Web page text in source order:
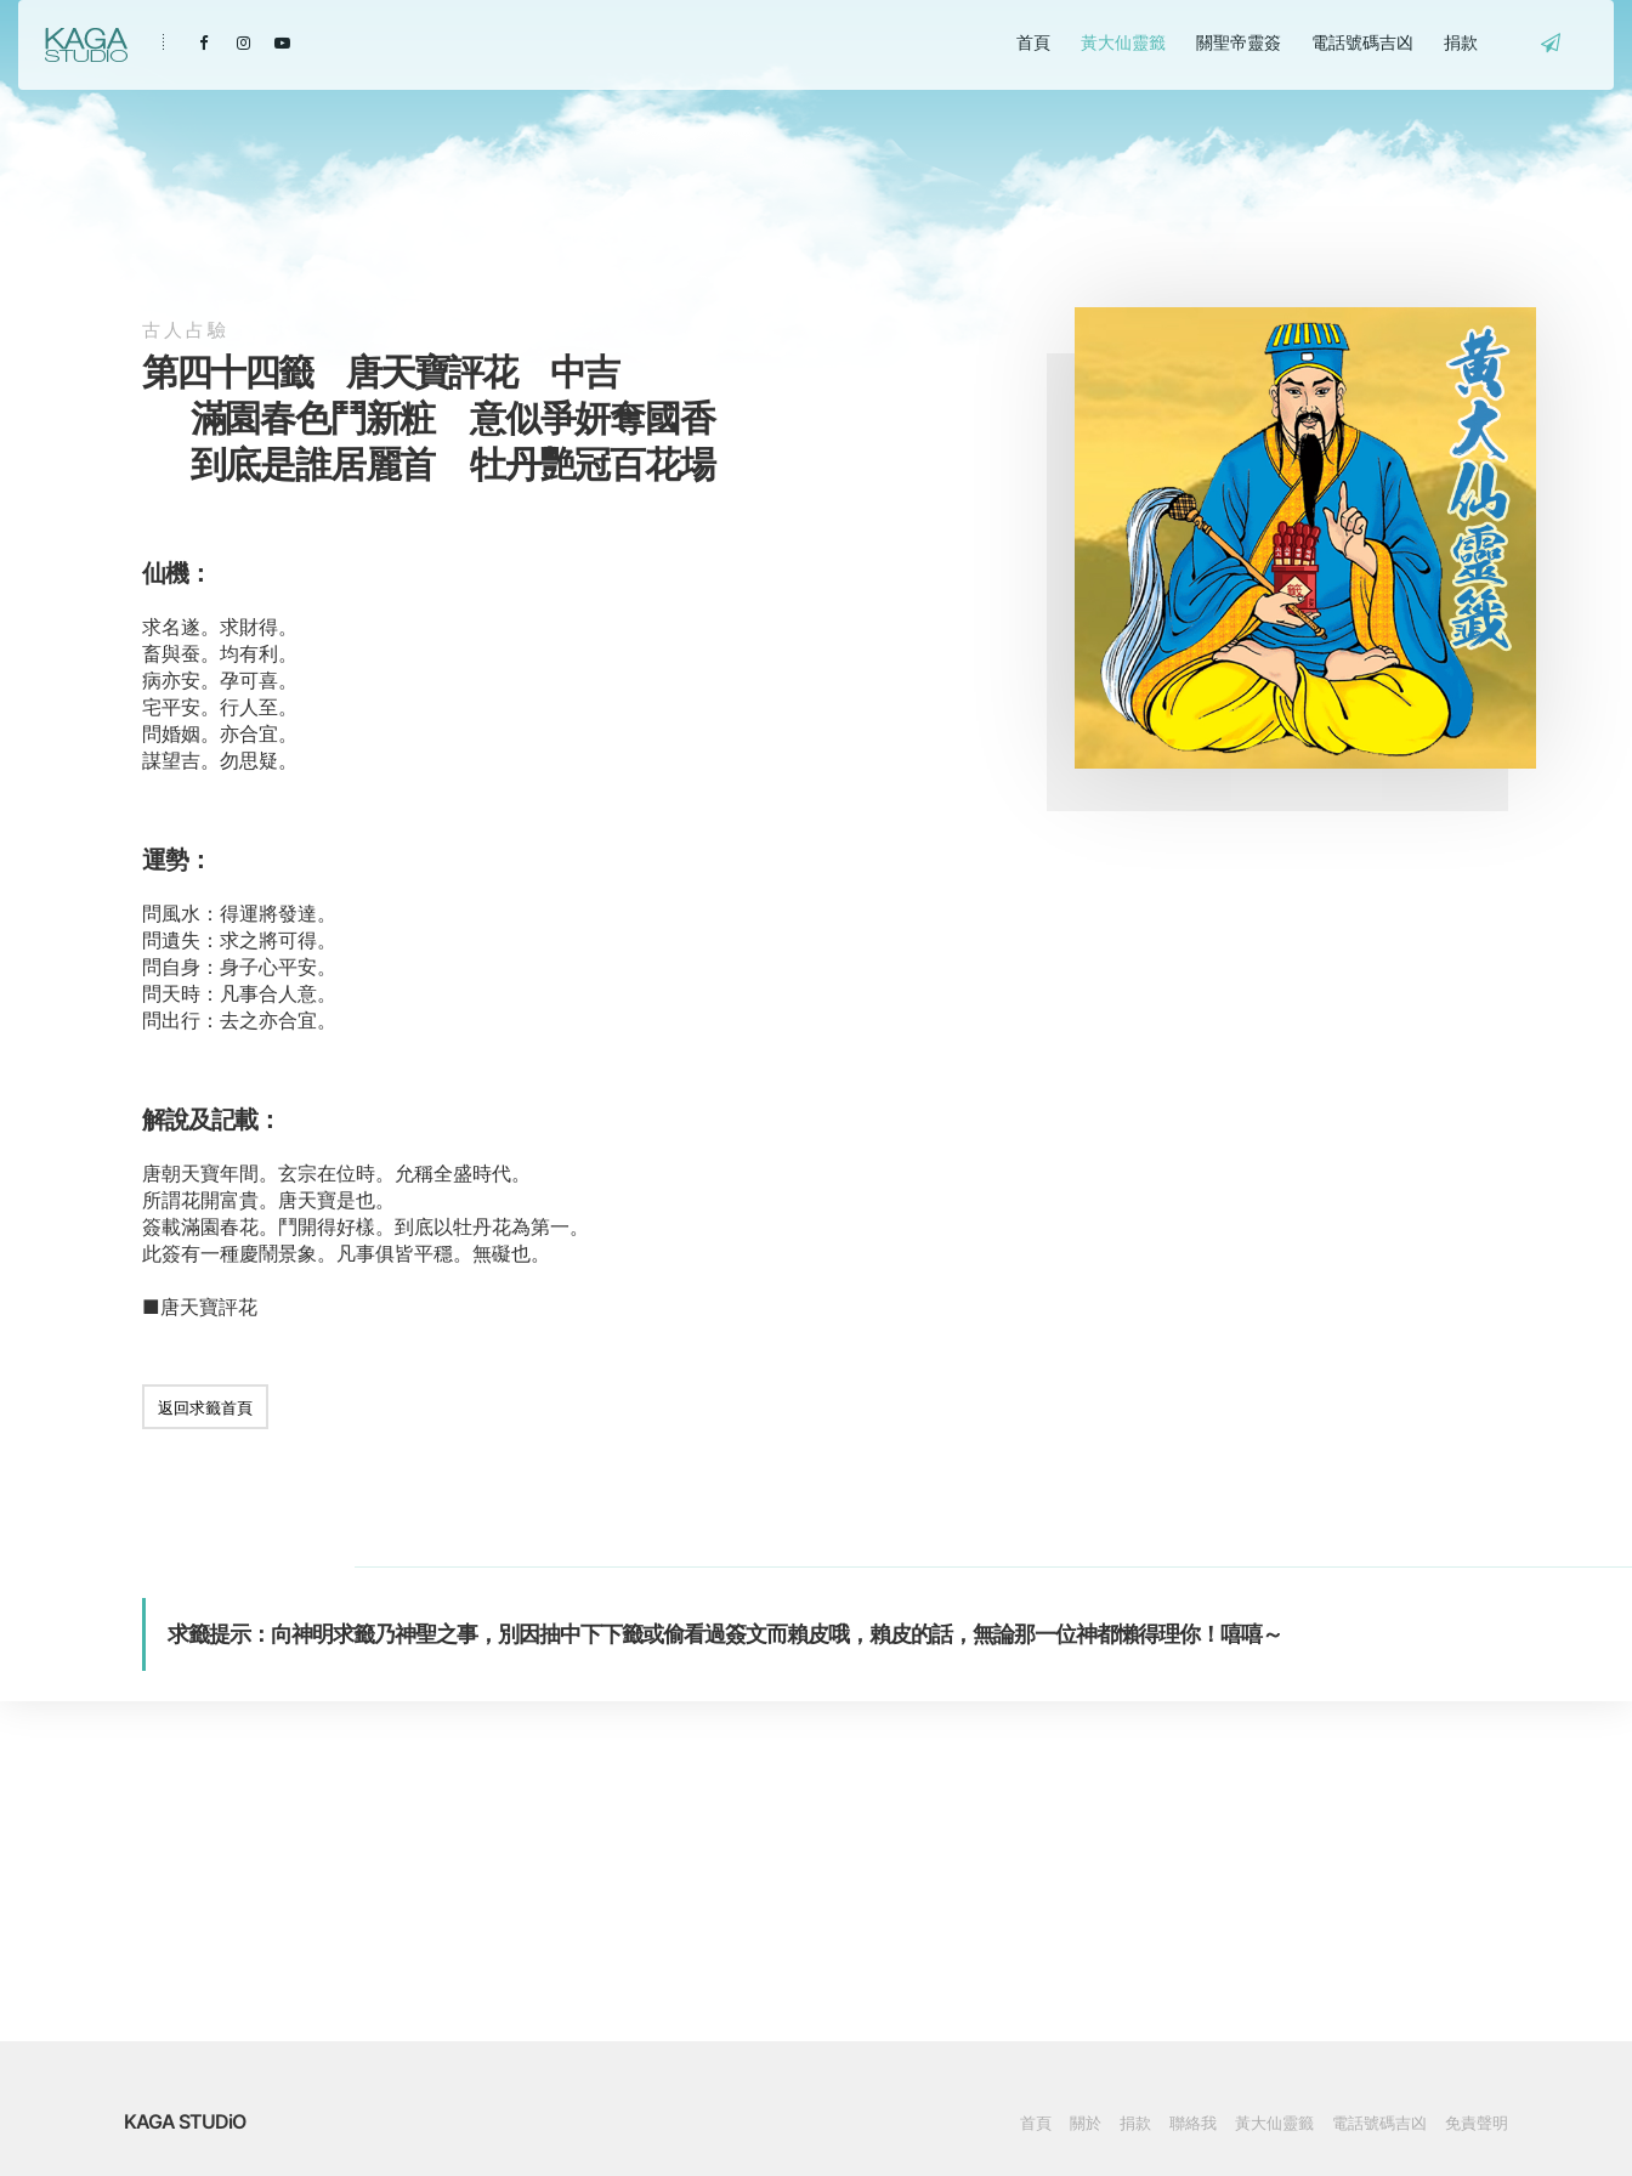
首頁 黃大仙靈籤 關聖帝靈簽 電話號碼吉凶 捐款
古人占驗
第四十四籤 唐天寶評花 中吉
滿園春色鬥新粧 意似爭妍奪國香
到底是誰居麗首 牡丹艷冠百花場
仙機：
求名遂。求財得。
畜與蚕。均有利。
病亦安。孕可喜。
宅平安。行人至。
問婚姻。亦合宜。
謀望吉。勿思疑。
運勢：
問風水：得運將發達。
問遺失：求之將可得。
問自身：身子心平安。
問天時：凡事合人意。
問出行：去之亦合宜。
解說及記載：
唐朝天寶年間。玄宗在位時。允稱全盛時代。
所謂花開富貴。唐天寶是也。
簽載滿園春花。鬥開得好樣。到底以牡丹花為第一。
此簽有一種慶鬧景象。凡事俱皆平穩。無礙也。
■唐天寶評花
返回求籤首頁
求籤提示：向神明求籤乃神聖之事，別因抽中下下籤或偷看過簽文而賴皮哦，賴皮的話，無論那一位神都懶得理你！嘻嘻～
KAGA STUDiO 首頁 關於 捐款 聯絡我 黃大仙靈籤 電話號碼吉凶 免責聲明